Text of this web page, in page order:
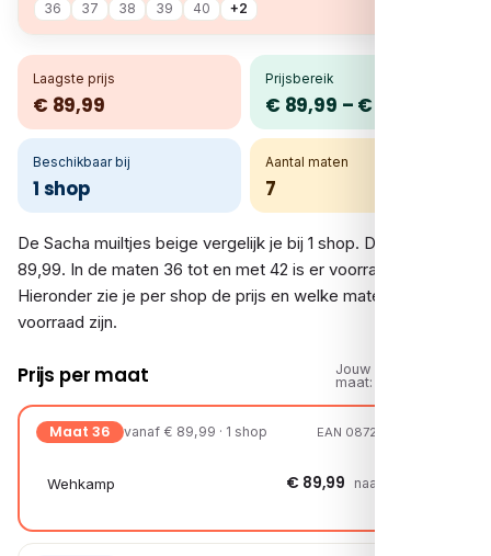
36 37 38 39 40 +2
Laagste prijs
€ 89,99
Prijsbereik
€ 89,99 – € 89,99
Beschikbaar bij
1 shop
Aantal maten
7
De Sacha muiltjes beige vergelijk je bij 1 shop. De prijs is €
89,99. In de maten 36 tot en met 42 is er voorraad.
Hieronder zie je per shop de prijs en welke maten op
voorraad zijn.
Prijs per maat
Jouw
maat:
Maat 36 vanaf € 89,99 · 1 shop EAN 08720527257566
Wehkamp € 89,99 naar shop →